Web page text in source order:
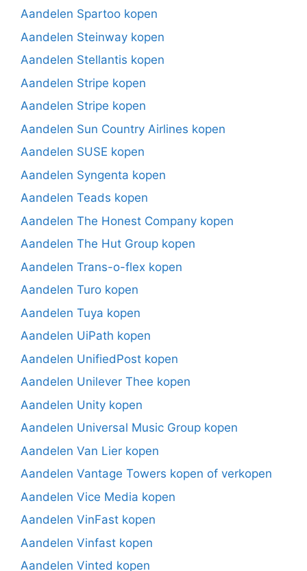
Aandelen Spartoo kopen
Aandelen Steinway kopen
Aandelen Stellantis kopen
Aandelen Stripe kopen
Aandelen Stripe kopen
Aandelen Sun Country Airlines kopen
Aandelen SUSE kopen
Aandelen Syngenta kopen
Aandelen Teads kopen
Aandelen The Honest Company kopen
Aandelen The Hut Group kopen
Aandelen Trans-o-flex kopen
Aandelen Turo kopen
Aandelen Tuya kopen
Aandelen UiPath kopen
Aandelen UnifiedPost kopen
Aandelen Unilever Thee kopen
Aandelen Unity kopen
Aandelen Universal Music Group kopen
Aandelen Van Lier kopen
Aandelen Vantage Towers kopen of verkopen
Aandelen Vice Media kopen
Aandelen VinFast kopen
Aandelen Vinfast kopen
Aandelen Vinted kopen